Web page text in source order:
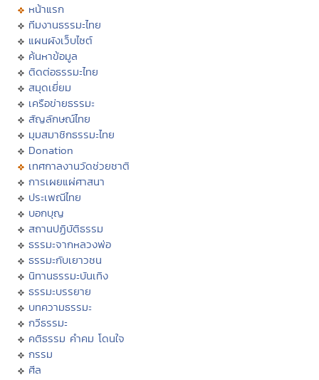
หน้าแรก
ทีมงานธรรมะไทย
แผนผังเว็บไซต์
ค้นหาข้อมูล
ติดต่อธรรมะไทย
สมุดเยี่ยม
เครือข่ายธรรมะ
สัญลักษณ์ไทย
มุมสมาชิกธรรมะไทย
Donation
เทศกาลงานวัดช่วยชาติ
การเผยแผ่ศาสนา
ประเพณีไทย
บอกบุญ
สถานปฏิบัติธรรม
ธรรมะจากหลวงพ่อ
ธรรมะกับเยาวชน
นิทานธรรมะบันเทิง
ธรรมะบรรยาย
บทความธรรมะ
กวีธรรมะ
คติธรรม คำคม โดนใจ
กรรม
ศีล